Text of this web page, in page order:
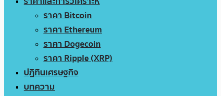
ราคา Bitcoin
ราคา Ethereum
ราคา Dogecoin
ราคา Ripple (XRP)
ปฏิทินเศรษฐกิจ
บทความ